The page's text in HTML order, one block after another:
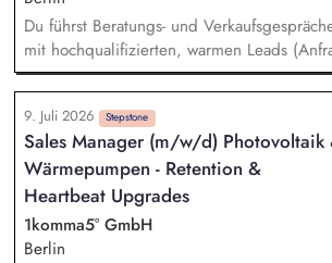
unsere Kunden und Gremien. Du
Kommunikationskanäle weiter und siehst
Du führst Beratungs- und
mit hochqualifizierten, warmen Leads
Website) oder fasst bei Interessenten
Kontakt zu uns hatten (Reaktivierung). Der
Cycle: Vom ersten Videocall über die
Angebote bis zur digitalen
Deine Kunden. Dein Ziel ist es, für jeden
perfekte, individuelle Lösung zu finden und
zu sichern.
9. Juli 2026 Stepstone
Sales Manager (m/w/d) Photovoltaik
Wärmepumpen - Retention &
Heartbeat Upgrades
1komma5° GmbH
Berlin